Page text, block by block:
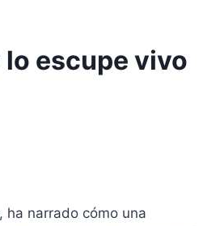
lo escupe vivo
ha narrado cómo una